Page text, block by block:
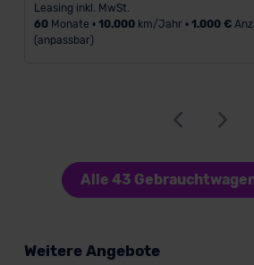
Leasing inkl. MwSt.
60Monate • 10.000km/Jahr • 1.000 €
(anpassbar)
Alle 43
Weitere Angebote